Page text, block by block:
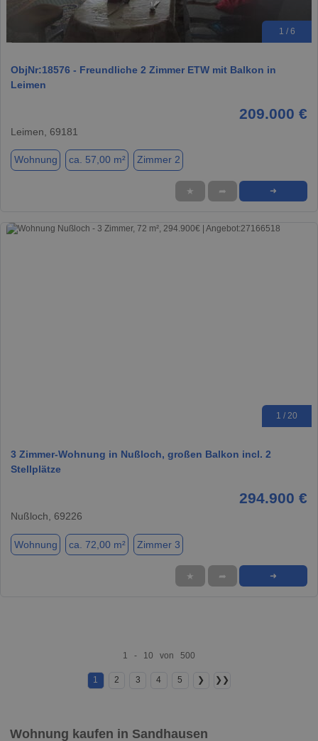
1 / 6
ObjNr:18576 - Freundliche 2 Zimmer ETW mit Balkon in
Leimen
209.000 €
Leimen, 69181
Wohnung ca. 57,00 m² Zimmer 2
★ ➦ ➜
1 / 20
3 Zimmer-Wohnung in Nußloch, großen Balkon incl. 2
Stellplätze
294.900 €
Nußloch, 69226
Wohnung ca. 72,00 m² Zimmer 3
★ ➦ ➜
1 - 10 von 500
1 2 3 4 5 ❯ ❯❯
Wohnung kaufen in Sandhausen